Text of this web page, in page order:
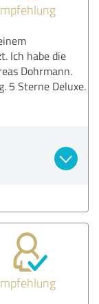
Ich habe die
Dohrmann.
5 Sterne Deluxe.